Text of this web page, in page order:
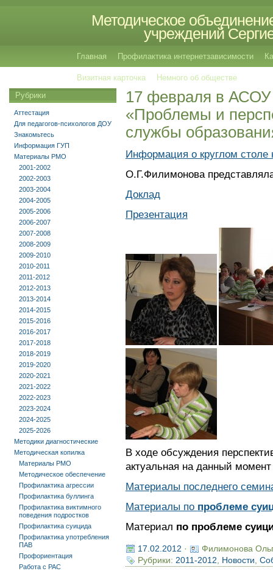
Методическое
учреждений
Главная Профилактика интернетзависимости
Визитная карточка Немного об обществе
17 февраля в АСОУ
«Проблемы и
службы
Информация о круглом
О.Г.Филимонова
Доклад
Презентация
В ходе обсуждения
актуальная на данный
Материалы последнего
Материалы по проблеме
Материал по проблеме
17.02.2012 ·
Филимонова
Рубрики: 2011-2012, Новости,
Рубрики
Аттестация
Для педагогов-психологов ДОУ
Знакомьтесь
Информация ГУП
Материалы РМО
2001-2002
2002-2003
2003-2004
2004-2005
2005-2006
2006-2007
2007-2008
2008-2009
2009-2010
2010-2011
2011-2012
2012-2013
2013-2014
2014-2015
2015-2016
2016-2017
2017-2018
2018-2019
2019-2020
2020-2021
2021-2022
2022-2023
2023-2024
2024-2025
2025-2026
Методики диагностические
Методическая копилка
Материалы РМО
Методическое обеспечение
Профилактика агрессии
Профилактика буллинга
Профилактика виктимного
поведения подростков
Профилактика суицида
Профилактика употребления
ПАВ
Профориентация
Работа с РАС